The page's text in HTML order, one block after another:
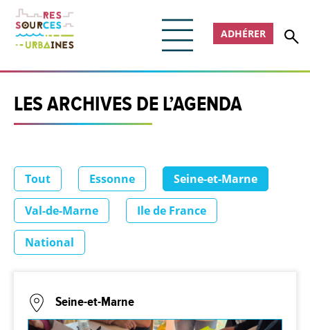
ADHÉRER
LES ARCHIVES DE L’AGENDA
Tout Essonne Seine-et-Marne
Val-de-Marne Ile de France
National
Seine-et-Marne